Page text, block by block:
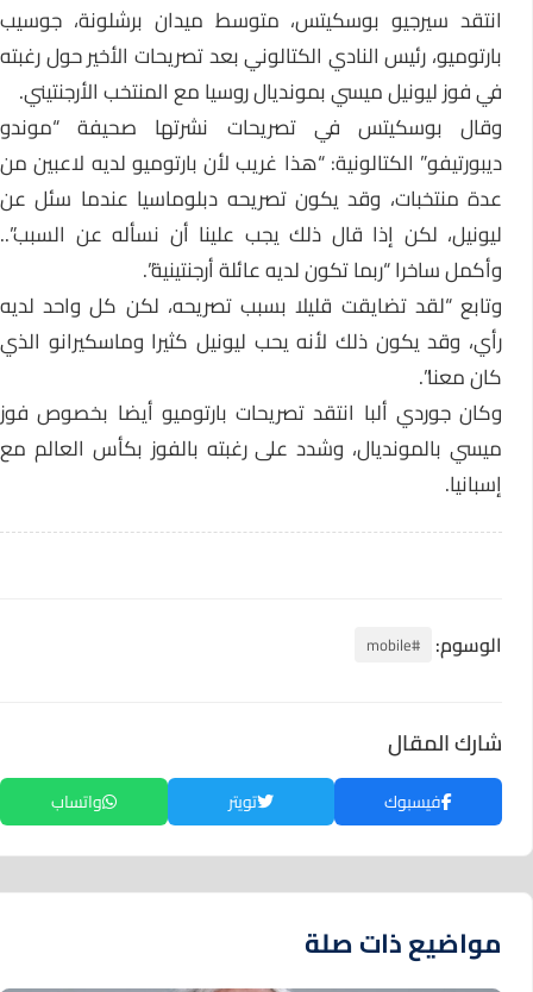
انتقد سيرجيو بوسكيتس، متوسط ميدان برشلونة، جوسيب
بارتوميو، رئيس النادي الكتالوني بعد تصريحات الأخير حول رغبته
في فوز ليونيل ميسي بمونديال روسيا مع المنتخب الأرجنتيني.
وقال بوسكيتس في تصريحات نشرتها صحيفة “موندو
ديبورتيفو” الكتالونية: “هذا غريب لأن بارتوميو لديه لاعبين من
عدة منتخبات، وقد يكون تصريحه دبلوماسيا عندما سئل عن
ليونيل، لكن إذا قال ذلك يجب علينا أن نسأله عن السبب”..
وأكمل ساخرا “ربما تكون لديه عائلة أرجنتينية”.
وتابع “لقد تضايقت قليلا بسبب تصريحه، لكن كل واحد لديه
رأي، وقد يكون ذلك لأنه يحب ليونيل كثيرا وماسكيرانو الذي
كان معنا”.
وكان جوردي ألبا انتقد تصريحات بارتوميو أيضا بخصوص فوز
ميسي بالمونديال، وشدد على رغبته بالفوز بكأس العالم مع
إسبانيا.
الوسوم: #mobile
شارك المقال
فيسبوك تويتر واتساب
مواضيع ذات صلة